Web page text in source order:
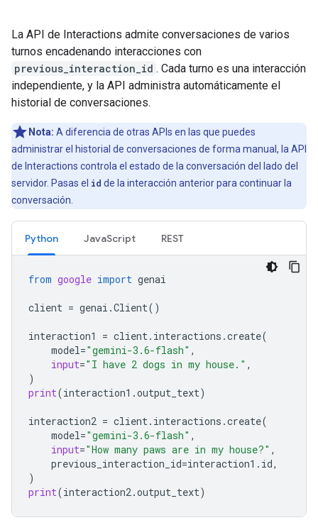
La API de Interactions admite conversaciones de varios
turnos encadenando interacciones con
previous_interaction_id . Cada turno es una interacción
independiente, y la API administra automáticamente el
historial de conversaciones.
Nota: A diferencia de otras APIs en las que puedes
administrar el historial de conversaciones de forma manual, la API
de Interactions controla el estado de la conversación del lado del
servidor. Pasas el id de la interacción anterior para continuar la
conversación.
Python JavaScript REST
from google import genai
client = genai .Client()
interaction1 = client. interactions .create(
model="gemini-3.6-flash" ,
input="I have 2 dogs in my house." ,
)
print(interaction1 .output_text)
interaction2 = client. interactions .create(
model="gemini-3.6-flash" ,
input="How many paws are in my house?" ,
previous_interaction_id=interaction1 . id,
)
print(interaction2.output_text)